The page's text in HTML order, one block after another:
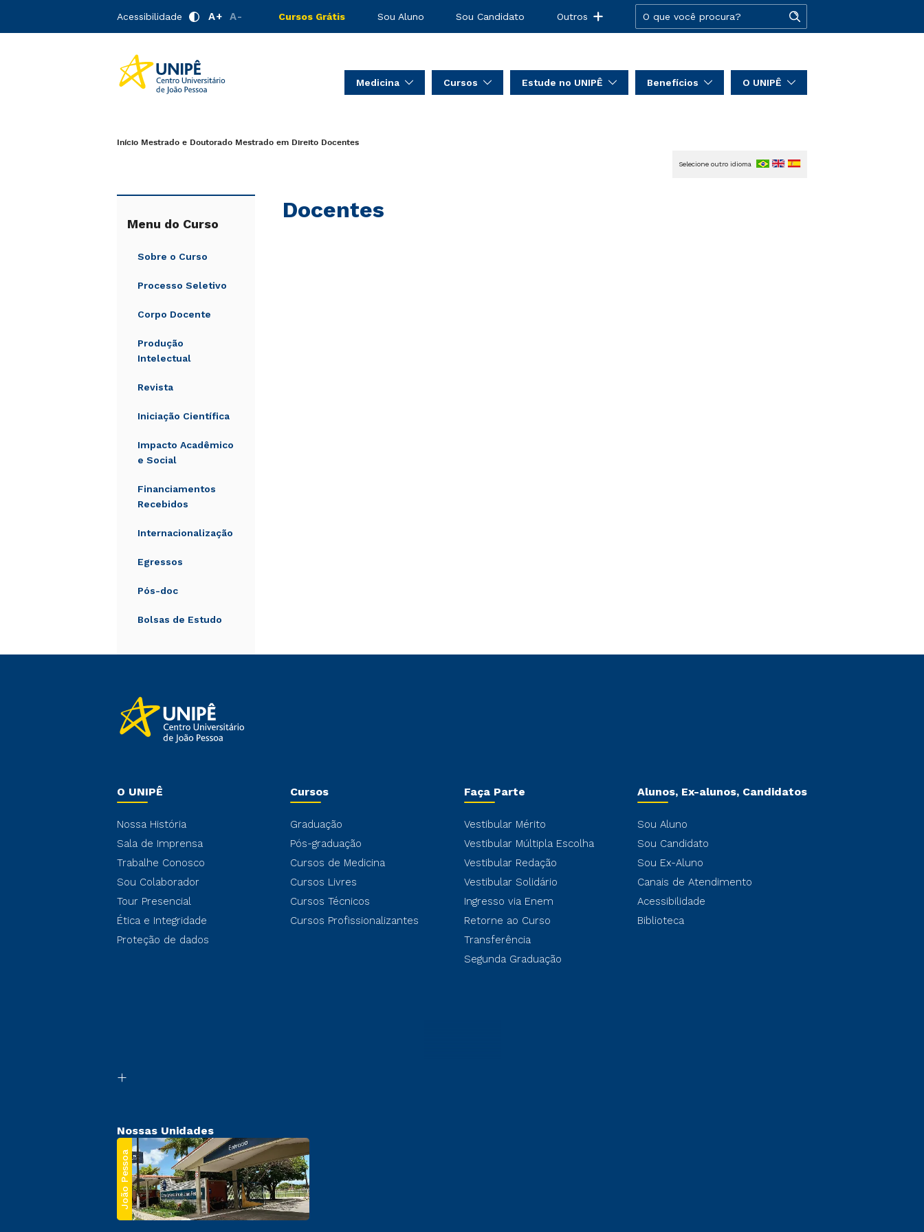
Acessibilidade A+ A- Cursos Grátis Sou Aluno Sou Candidato Outros
Medicina Cursos Estude no UNIPÊ Benefícios O UNIPÊ
Início Mestrado e Doutorado Mestrado em Direito Docentes
Menu do Curso
Sobre o Curso
Processo Seletivo
Corpo Docente
Produção
Intelectual
Revista
Iniciação Científica
Impacto Acadêmico
e Social
Financiamentos
Recebidos
Internacionalização
Egressos
Pós-doc
Bolsas de Estudo
Docentes
Selecione outro idioma
O UNIPÊ
Nossa História
Sala de Imprensa
Trabalhe Conosco
Sou Colaborador
Tour Presencial
Ética e Integridade
Proteção de dados
Cursos
Graduação
Pós-graduação
Cursos de Medicina
Cursos Livres
Cursos Técnicos
Cursos Profissionalizantes
Faça Parte
Vestibular Mérito
Vestibular Múltipla Escolha
Vestibular Redação
Vestibular Solidário
Ingresso via Enem
Retorne ao Curso
Transferência
Segunda Graduação
Alunos, Ex-alunos, Candidatos
Sou Aluno
Sou Candidato
Sou Ex-Aluno
Canais de Atendimento
Acessibilidade
Biblioteca
Nossas Unidades
João Pessoa